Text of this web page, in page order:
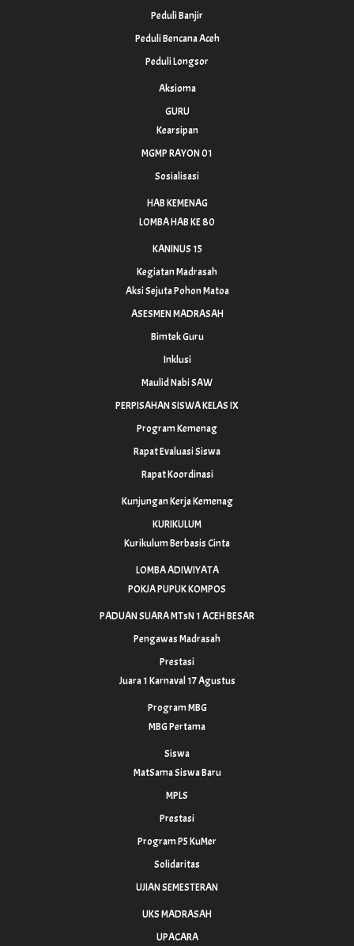
Peduli Banjir
Peduli Bencana Aceh
Peduli Longsor
Aksioma
GURU
Kearsipan
MGMP RAYON 01
Sosialisasi
HAB KEMENAG
LOMBA HAB KE 80
KANINUS 15
Kegiatan Madrasah
Aksi Sejuta Pohon Matoa
ASESMEN MADRASAH
Bimtek Guru
Inklusi
Maulid Nabi SAW
PERPISAHAN SISWA KELAS IX
Program Kemenag
Rapat Evaluasi Siswa
Rapat Koordinasi
Kunjungan Kerja Kemenag
KURIKULUM
Kurikulum Berbasis Cinta
LOMBA ADIWIYATA
POKJA PUPUK KOMPOS
PADUAN SUARA MTsN 1 ACEH BESAR
Pengawas Madrasah
Prestasi
Juara 1 Karnaval 17 Agustus
Program MBG
MBG Pertama
Siswa
MatSama Siswa Baru
MPLS
Prestasi
Program P5 KuMer
Solidaritas
UJIAN SEMESTERAN
UKS MADRASAH
UPACARA